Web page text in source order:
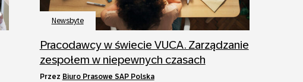
Newsbyte
Pracodawcy w świecie VUCA. Zarządzanie
zespołem w niepewnych czasach
przez Biuro Prasowe SAP Polska